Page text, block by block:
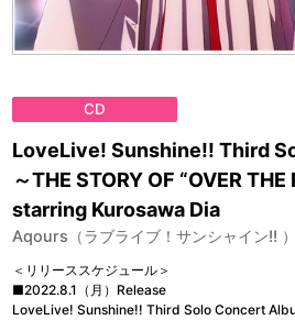
CD
LoveLive! Sunshine!! Third
～THE STORY OF “OVER THE
starring Kurosawa Dia
Aqours（ラブライブ！サンシャイン!! ）
＜リリーススケジュール＞
■2022.8.1（月）Release
LoveLive! Sunshine!! Third Solo Concert